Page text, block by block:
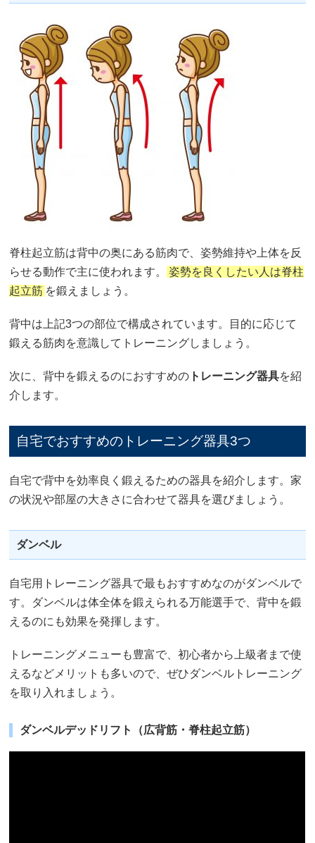
脊柱起立筋は背中の奥にある筋肉で、姿勢維持や上体を反
らせる動作で主に使われます。
姿勢を良くしたい人は脊柱
起立筋 を鍛えましょう。
背中は上記3つの部位で構成されています。目的に応じて
鍛える筋肉を意識してトレーニングしましょう。
次に、背中を鍛えるのにおすすめの トレーニング器具を紹
介します。
自宅でおすすめのトレーニング器具3つ
自宅で背中を効率良く鍛えるための器具を紹介します。家
の状況や部屋の大きさに合わせて器具を選びましょう。
ダンベル
自宅用トレーニング器具で最もおすすめなのがダンベルで
す。ダンベルは体全体を鍛えられる万能選手で、背中を鍛
えるのにも効果を発揮します。
トレーニングメニューも豊富で、初心者から上級者まで使
えるなどメリットも多いので、ぜひダンベルトレーニング
を取り入れましょう。
ダンベルデッドリフト（広背筋・脊柱起立筋）